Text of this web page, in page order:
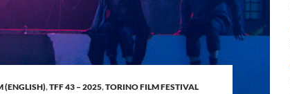
(ENGLISH),TFF 43 – 2025,TORINO FILM FESTIVAL